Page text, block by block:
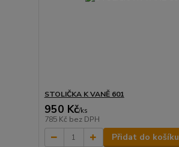
STOLIČKA K VANĚ 601
950 Kč/ks
785 Kč bez DPH
Přidat do košíku